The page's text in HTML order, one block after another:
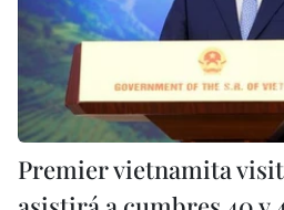
Premier vietnamita